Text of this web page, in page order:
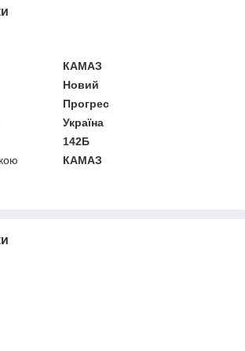
КАМАЗ
Новий
Прогрес
Україна
142Б
КАМАЗ